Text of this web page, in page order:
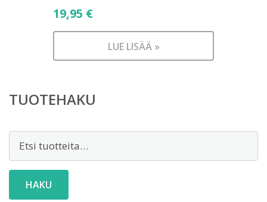
19,95 €
LUE LISÄÄ »
TUOTEHAKU
Etsi:
HAKU